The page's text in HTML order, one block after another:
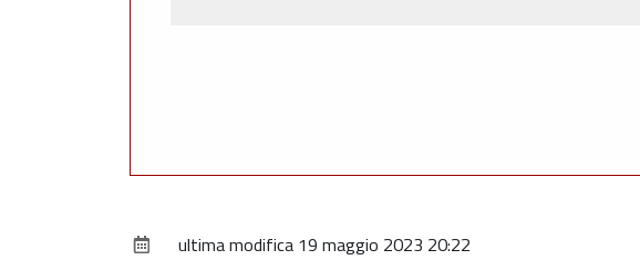
ultima modifica 19 maggio 2023 20:22